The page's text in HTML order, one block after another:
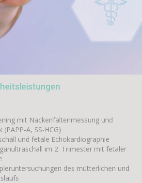
mit Nackenfaltenmessung und
A, SS-HCG)
und fetale Echokardiographie
im 2. Trimester mit fetaler
des mütterlichen und